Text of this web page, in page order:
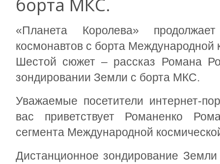
борта МКС.
«Планета Королева»
космонавтов с борта Международной
Шестой сюжет – рассказ Романа
зондировании Земли с борта МКС.
Уважаемые посетители интернет-
вас приветствует Романенко
сегмента Международной
Дистанционное зондирование